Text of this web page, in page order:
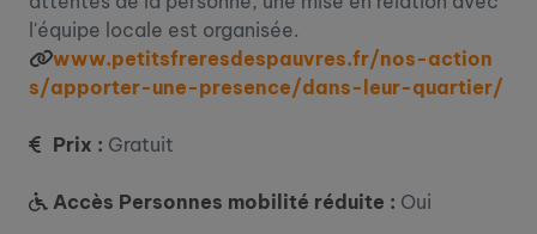
l'équipe locale est organisée.
www.petitsfreresdespauvres.fr/nos-action
s/apporter-une-presence/dans-leur-quartier/
Prix : Gratuit
Accès Personnes mobilité réduite : Oui